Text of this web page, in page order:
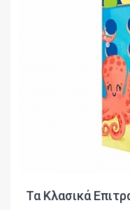
Τα Κλασικά